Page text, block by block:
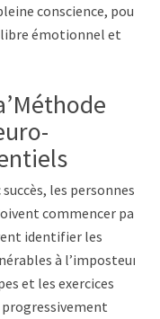
conscience, pour
émotionnel et
les personnes
commencer par
identifier les
à l’imposteur
et les exercices